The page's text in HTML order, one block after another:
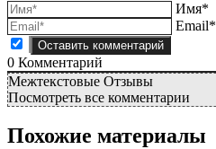
Имя*
Email*
0 Комментарий
Межтекстовые Отзывы
Посмотреть все комментарии
Похожие материалы